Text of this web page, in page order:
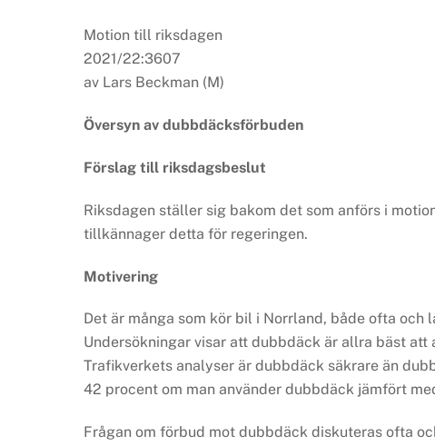
Motion till riksdagen
2021/22:3607
av Lars Beckman (M)
Översyn av dubbdäcksförbuden
Förslag till riksdagsbeslut
Riksdagen ställer sig bakom det som anförs i
tillkännager detta för regeringen.
Motivering
Det är många som kör bil i Norrland, både ofta
Undersökningar visar att dubbdäck är allra bäst
Trafikverkets analyser är dubbdäck säkrare än
42 procent om man använder dubbdäck jämfört
Frågan om förbud mot dubbdäck diskuteras ofta